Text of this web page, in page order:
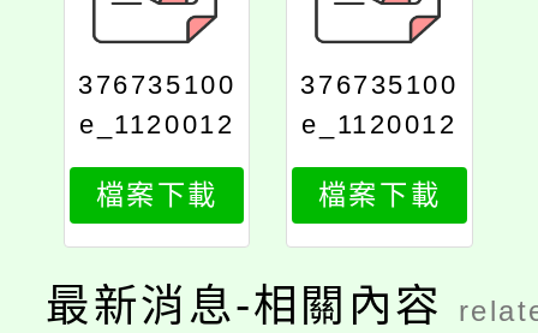
376735100
e_1120012
347_attach
1
檔案下載
376735100
e_1120012
347_attach
2
檔案下載
最新消息-相關內容